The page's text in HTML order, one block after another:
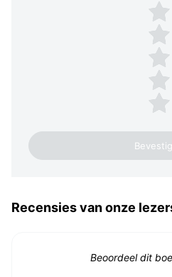
5
4
3
2
1 ster
Recensies van onze
Beoordeel dit